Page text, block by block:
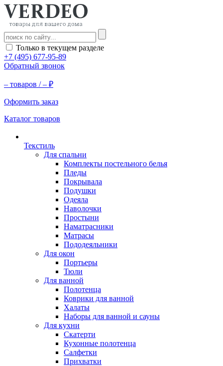
Только в текущем разделе
+7 (495) 677-95-89
Обратный звонок
– товаров /– ₽
Оформить заказ
Каталог товаров
Текстиль
Для спальни
Комплекты постельного белья
Пледы
Покрывала
Подушки
Одеяла
Наволочки
Простыни
Наматрасники
Матрасы
Пододеяльники
Для окон
Портьеры
Тюли
Для ванной
Полотенца
Коврики для ванной
Халаты
Наборы для ванной и сауны
Для кухни
Скатерти
Кухонные полотенца
Салфетки
Прихватки